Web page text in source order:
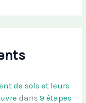
de sols et leurs
dans9 étapes